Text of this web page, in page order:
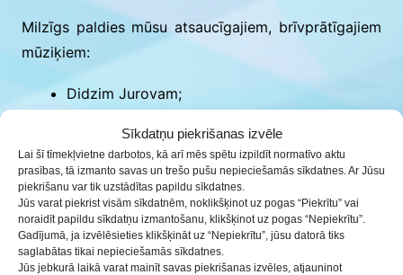
Sīkdatņu piekrišanas izvēle
Lai šī tīmekļvietne darbotos, kā arī mēs spētu izpildīt normatīvo aktu
prasības, tā izmanto savas un trešo pušu nepieciešamās sīkdatnes. Ar Jūsu
piekrišanu var tik uzstādītas papildu sīkdatnes.
Jūs varat piekrist visām sīkdatnēm, noklikšķinot uz pogas “Piekrītu” vai
noraidīt papildu sīkdatņu izmantošanu, klikšķinot uz pogas “Nepiekrītu”.
Gadījumā, ja izvēlēsieties klikšķināt uz “Nepiekrītu”, jūsu datorā tiks
saglabātas tikai nepieciešamās sīkdatnes.
Jūs jebkurā laikā varat mainīt savas piekrišanas izvēles, atjauninot
Milzīgs paldies mūsu atsaucīgajiem, brīvprātīgajiem
mūziķiem:
Didzim Jurovam;
Agnesei Beserei;
Agnesei Čīčei;
Kristeram Zolmanim;
Sanitai Bušmai;
Mikam Jurovam.